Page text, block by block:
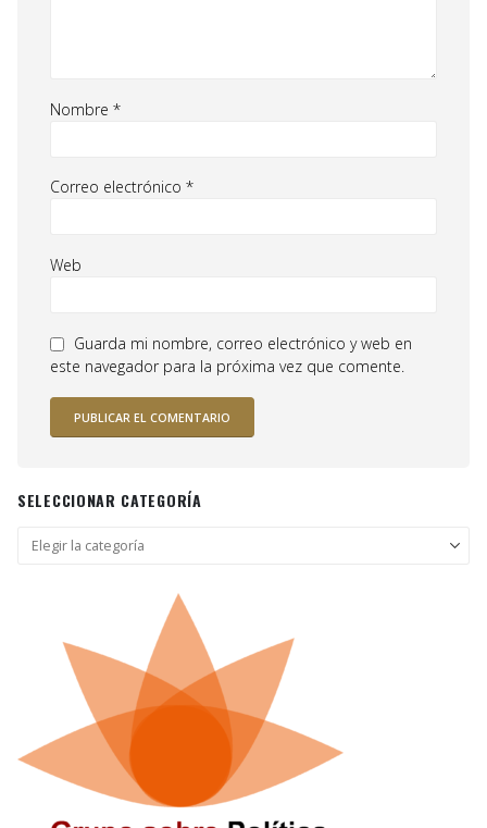
Nombre *
Correo electrónico *
Web
Guarda mi nombre, correo electrónico y web en
este navegador para la próxima vez que comente.
SELECCIONAR CATEGORÍA
Seleccionar
categoría